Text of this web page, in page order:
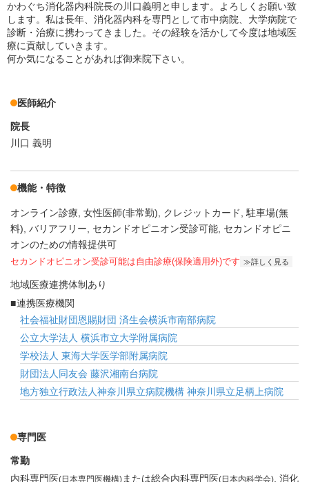
かわぐち消化器内科院長の川口義明と申します。よろしくお願い致
します。私は長年、消化器内科を専門として市中病院、大学病院で
診断・治療に携わってきました。その経験を活かして今度は地域医
療に貢献していきます。
何か気になることがあれば御来院下さい。
医師紹介
院長
川口 義明
機能・特徴
オンライン診療 女性医師(非常勤) クレジットカード
駐車場(無
料) バリアフリー セカンドオピニオン受診可能 セカンドオピニ
オンのための情報提供可
セカンドオピニオン受診可能は自由診療(保険適用外)です 詳しく見る
地域医療連携体制あり
連携医療機関
社会福祉財団恩賜財団 済生会横浜市南部病院
公立大学法人 横浜市立大学附属病院
学校法人 東海大学医学部附属病院
財団法人同友会 藤沢湘南台病院
地方独立行政法人神奈川県立病院機構 神奈川県立足柄上病院
専門医
常勤
内科専門医(日本専門医機構) または総合内科専門医(日本内科学会) 消化